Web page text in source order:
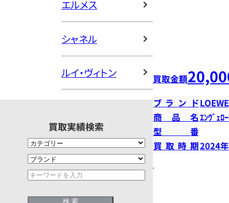
エルメス
シャネル
ルイ・ヴィトン
買取実績検索
買取金額
ブランドLOEWE
商品名ｴﾝｳﾞｪﾛ
型番
買取時期2024